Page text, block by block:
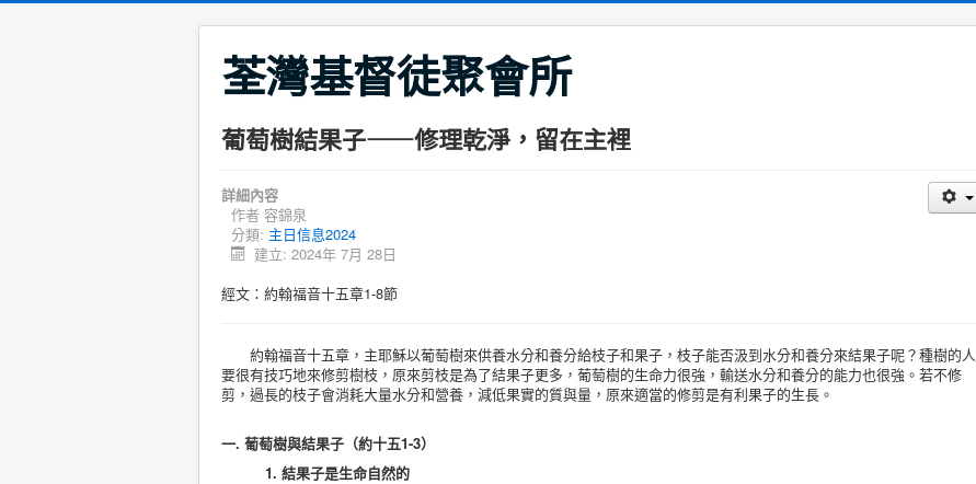
荃灣基督徒聚會所
葡萄樹結果子——修理乾淨，留在主裡
詳細內容
作者 容錦泉
分類: 主日信息2024
建立: 2024年 7月 28日
經文：約翰福音十五章1-8節
約翰福音十五章，主耶穌以葡萄樹來供養水分和養分給枝子和果子，枝子能否汲到水分和養分來結果子呢？種樹的人
要很有技巧地來修剪樹枝，原來剪枝是為了結果子更多，葡萄樹的生命力很強，輸送水分和養分的能力也很強。若不修
剪，過長的枝子會消耗大量水分和營養，減低果實的質與量，原來適當的修剪是有利果子的生長。
一. 葡萄樹與結果子（約十五1-3）
1. 結果子是生命自然的